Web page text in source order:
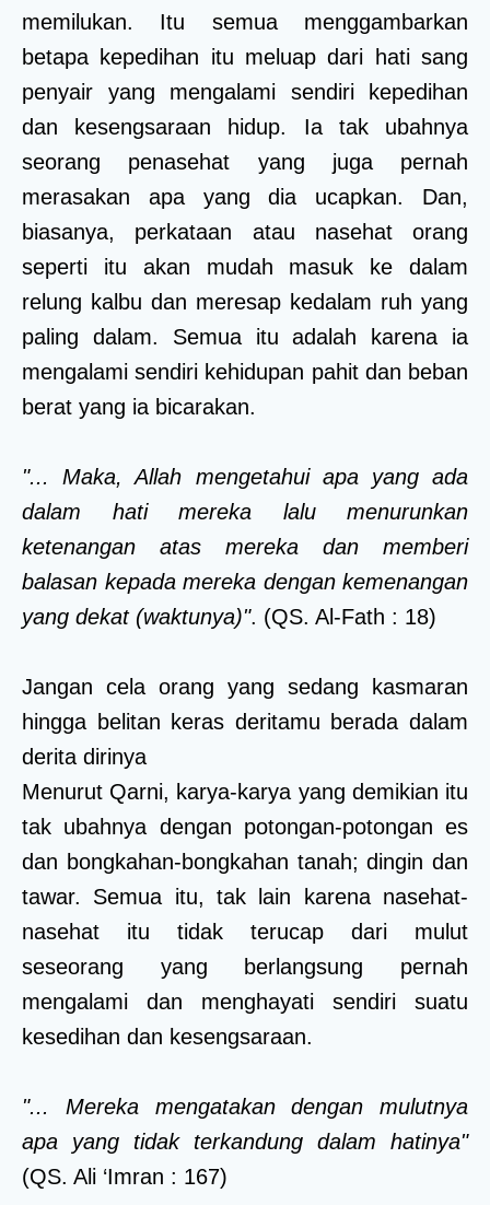
memilukan. Itu semua menggambarkan
betapa kepedihan itu meluap dari hati sang
penyair yang mengalami sendiri kepedihan
dan kesengsaraan hidup. Ia tak ubahnya
seorang penasehat yang juga pernah
merasakan apa yang dia ucapkan. Dan,
biasanya, perkataan atau nasehat orang
seperti itu akan mudah masuk ke dalam
relung kalbu dan meresap kedalam ruh yang
paling dalam. Semua itu adalah karena ia
mengalami sendiri kehidupan pahit dan beban
berat yang ia bicarakan.
"... Maka, Allah mengetahui apa yang ada
dalam hati mereka lalu menurunkan
ketenangan atas mereka dan memberi
balasan kepada mereka dengan kemenangan
yang dekat (waktunya)". (QS. Al-Fath : 18)
Jangan cela orang yang sedang kasmaran
hingga belitan keras deritamu berada dalam
derita dirinya
Menurut Qarni, karya-karya yang demikian itu
tak ubahnya dengan potongan-potongan es
dan bongkahan-bongkahan tanah; dingin dan
tawar. Semua itu, tak lain karena nasehat-
nasehat itu tidak terucap dari mulut
seseorang yang berlangsung pernah
mengalami dan menghayati sendiri suatu
kesedihan dan kesengsaraan.
"... Mereka mengatakan dengan mulutnya
apa yang tidak terkandung dalam hatinya"
(QS. Ali ‘Imran : 167)